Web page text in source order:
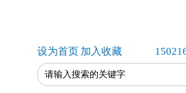
设为首页 加入收藏